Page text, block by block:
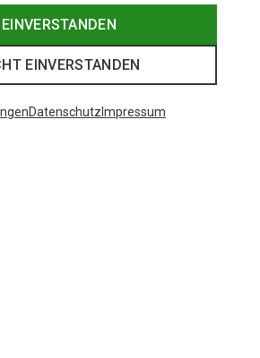
EINVERSTANDEN
EINVERSTANDEN
Datenschutz Impressum